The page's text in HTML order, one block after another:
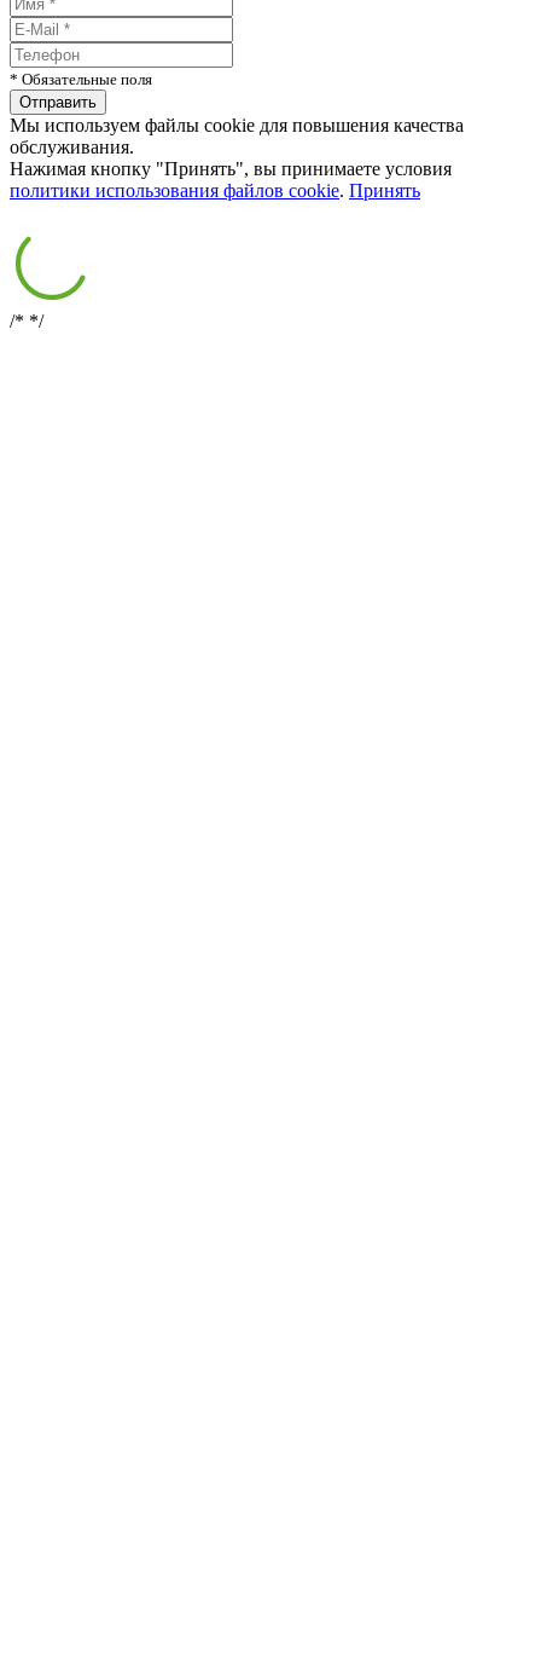
* Обязательные поля
Мы используем файлы cookie для повышения качества
обслуживания.
Нажимая кнопку "Принять", вы принимаете условия
политики использования файлов cookie. Принять
/* */